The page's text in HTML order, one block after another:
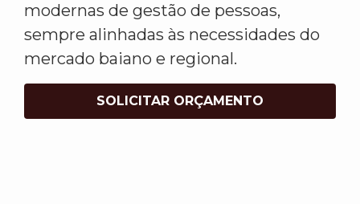
modernas de gestão de pessoas,
sempre alinhadas às necessidades do
mercado baiano e regional.
SOLICITAR ORÇAMENTO